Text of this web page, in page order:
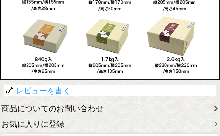
レビューを書く
商品についてのお問い合わせ
お気に入りに登録